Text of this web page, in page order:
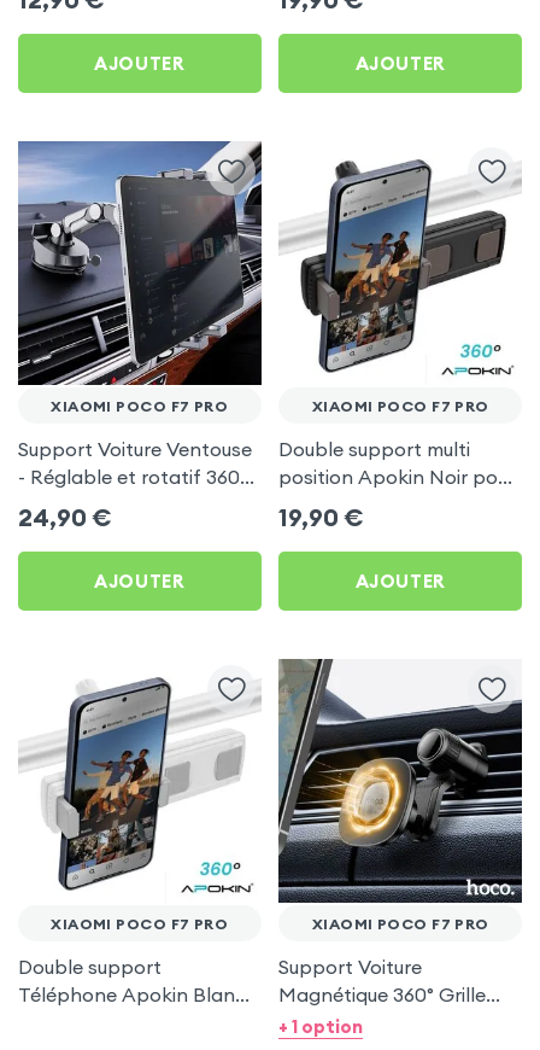
AJOUTER AJOUTER
XIAOMI POCO F7 PRO
Support Voiture Ventouse
- Réglable et rotatif 360°
pour Xiaomi Poco F7 Pro
24,90 €
AJOUTER
XIAOMI POCO F7 PRO
Double support multi
position Apokin Noir pour
Xiaomi Poco F7 Pro
19,90 €
AJOUTER
XIAOMI POCO F7 PRO
Double support
Téléphone Apokin Blanc
XIAOMI POCO F7 PRO
Support Voiture
Magnétique 360° Grille
d'aération Hoco pour
+ 1 option